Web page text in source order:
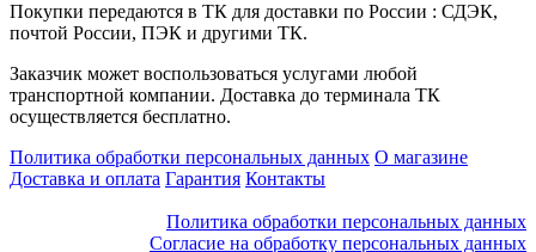
Покупки передаются в ТК для доставки по России : СДЭК,
почтой России, ПЭК и другими ТК.
Заказчик может воспользоваться услугами любой
транспортной компании. Доставка до терминала ТК
осуществляется бесплатно.
Политика обработки персональных данных О магазине
Доставка и оплата Гарантия Контакты
Политика обработки персональных данных
Согласие на обработку персональных данных